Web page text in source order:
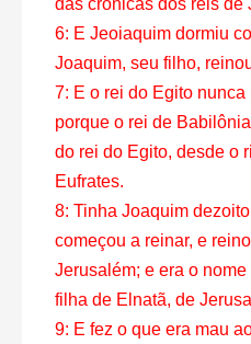
6: E Jeoiaquim dormiu
Joaquim, seu filho,
7: E o rei do Egito
porque o rei de
do rei do Egito, desde o
Eufrates.
8: Tinha Joaquim
começou a reinar, e
Jerusalém; e era o
filha de Elnatã, de
9: E fez o que era mau